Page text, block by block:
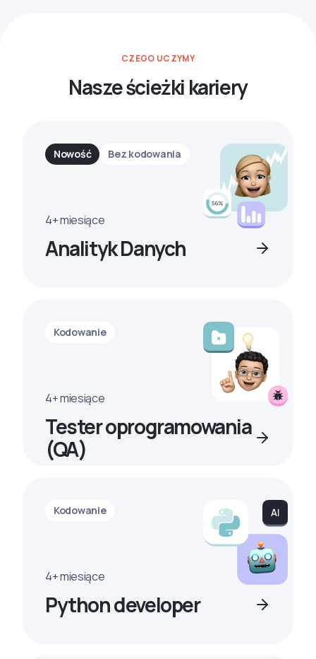
CZEGO UCZYMY
Nasze ścieżki kariery
Nowość Bez kodowania
4+ miesiące
Analityk Danych
Kodowanie
4+ miesiące
Tester oprogramowania
(QA)
Kodowanie
4+ miesiące
Python developer